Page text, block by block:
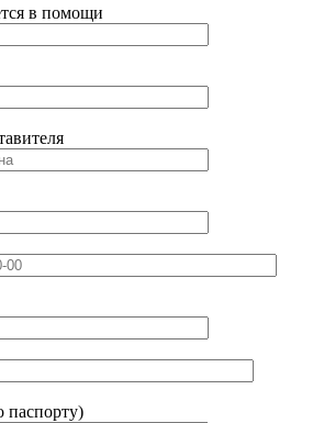
в помощи
паспорту)